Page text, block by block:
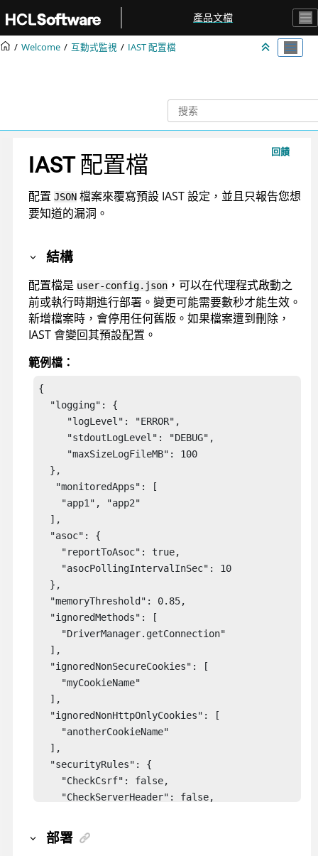
產品文檔
Welcome 互動式監視 IAST 配置檔
回饋
IAST 配置檔
配置 JSON 檔案來覆寫預設 IAST 設定，並且只報告您想
要知道的漏洞。
結構
配置檔是 user-config.json ，可以在代理程式啟動之
前或執行時期進行部署。變更可能需要數秒才能生效。
新增檔案時，會停用任何舊版。如果檔案遭到刪除，
IAST 會變回其預設配置。
範例檔：
{
  "logging": {
     "logLevel": "ERROR",
     "stdoutLogLevel": "DEBUG",
     "maxSizeLogFileMB": 100
  },
   "monitoredApps": [
    "app1", "app2"
  ],
  "asoc": {
    "reportToAsoc": true,
    "asocPollingIntervalInSec": 10
  },
  "memoryThreshold": 0.85,
  "ignoredMethods": [
    "DriverManager.getConnection"
  ],
  "ignoredNonSecureCookies": [
    "myCookieName"
  ],
  "ignoredNonHttpOnlyCookies": [
    "anotherCookieName"
  ],
  "securityRules": {
    "CheckCsrf": false,
    "CheckServerHeader": false,
    "CheckXAspNetVersion": false
  },
部署